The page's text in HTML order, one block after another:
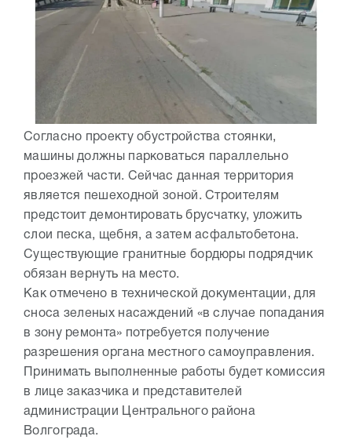
Согласно проекту обустройства стоянки,
машины должны парковаться параллельно
проезжей части. Сейчас данная территория
является пешеходной зоной. Строителям
предстоит демонтировать брусчатку, уложить
слои песка, щебня, а затем асфальтобетона.
Существующие гранитные бордюры подрядчик
обязан вернуть на место.
Как отмечено в технической документации, для
сноса зеленых насаждений «в случае попадания
в зону ремонта» потребуется получение
разрешения органа местного самоуправления.
Принимать выполненные работы будет комиссия
в лице заказчика и представителей
администрации Центрального района
Волгограда.